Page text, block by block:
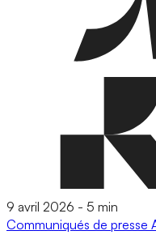
9 avril 2026 - 5 min
Communiqués de presse